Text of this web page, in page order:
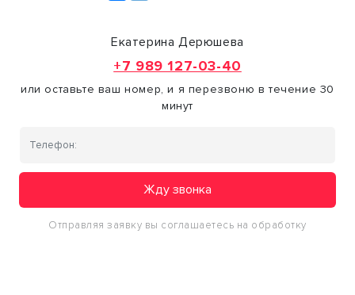
Екатерина Дерюшева
+7 989 127-03-40
или оставьте ваш номер, и я перезвоню в течение 30
минут
Жду звонка
Отправляя заявку вы соглашаетесь на обработку